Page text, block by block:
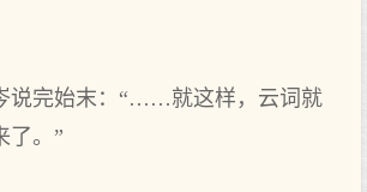
说完始末：“……就这样，云词就
了。”